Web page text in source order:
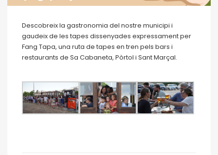
Descobreix la gastronomia del nostre municipi i
gaudeix de les tapes dissenyades expressament per
Fang Tapa, una ruta de tapes en tren pels bars i
restaurants de Sa Cabaneta, Pòrtol i Sant Marçal.